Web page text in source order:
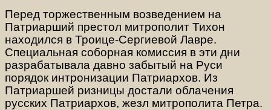
Перед торжественным возведением на
Патриарший престол митрополит Тихон
находился в Троице-Сергиевой Лавре.
Специальная соборная комиссия в эти дни
разрабатывала давно забытый на Руси
порядок интронизации Патриархов. Из
Патриаршей ризницы достали облачения
русских Патриархов, жезл митрополита Петра.